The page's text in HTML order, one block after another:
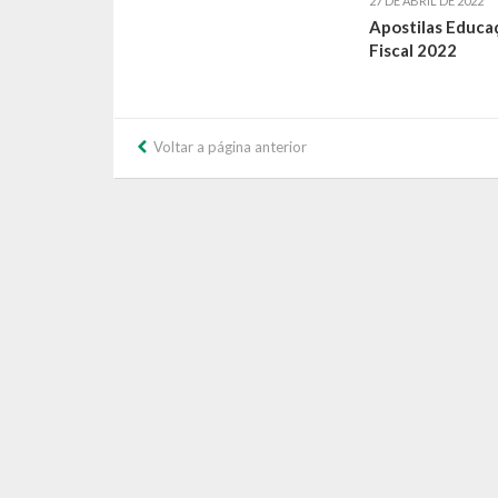
Apostilas
Fiscal 2022
Voltar a página anterior